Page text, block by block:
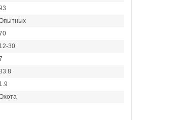
12-30
1.9